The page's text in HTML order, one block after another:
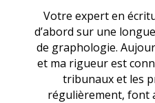
Votre expert en
d’abord sur une
de graphologie.
et ma rigueur est
tribunaux et les
régulièrement, font